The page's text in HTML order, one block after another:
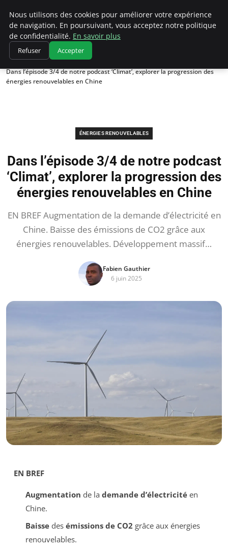
Climatedebtagents
Accueil
Énergies Renouvelables
Dans l’épisode 3/4 de notre podcast ‘Climat’, explorer la progression des
énergies renouvelables en Chine
ÉNERGIES RENOUVELABLES
Dans l’épisode 3/4 de notre podcast
‘Climat’, explorer la progression des
énergies renouvelables en Chine
EN BREF Augmentation de la demande d’électricité en
Chine. Baisse des émissions de CO2 grâce aux
énergies renouvelables. Développement massif…
Fabien Gauthier
6 juin 2025
EN BREF
Augmentation de la demande d’électricitéen
Chine.
Baissedes émissions de CO2 grâce aux énergies
renouvelables.
Nous utilisons des cookies pour améliorer votre expérience
de navigation. En poursuivant, vous acceptez notre politique
de confidentialité. En savoir plus
Refuser Accepter